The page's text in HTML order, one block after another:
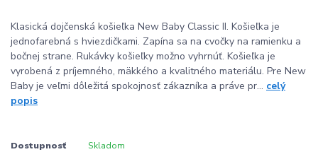
Klasická dojčenská košieľka New Baby Classic II. Košieľka je
jednofarebná s hviezdičkami. Zapína sa na cvočky na ramienku a
bočnej strane. Rukávky košieľky možno vyhrnúť. Košieľka je
vyrobená z príjemného, mäkkého a kvalitného materiálu. Pre New
Baby je veľmi dôležitá spokojnosť zákazníka a práve pr... celý
popis
Dostupnosť Skladom